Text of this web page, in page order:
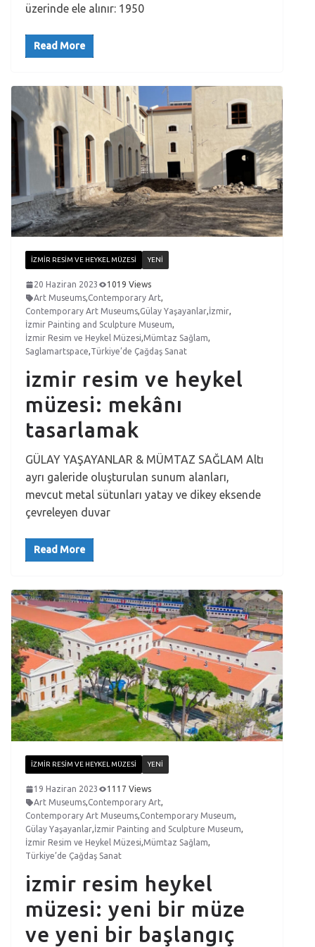
üzerinde ele alınır: 1950
Read More
İZMIR RESIM VE HEYKEL MÜZESI YENI
20 Haziran 2023
1019 Views
Art Museums,Contemporary Art,
Contemporary Art Museums,Gülay Yaşayanlar,İzmir,
İzmir Painting and Sculpture Museum,
İzmir Resim ve Heykel Müzesi,Mümtaz Sağlam,
Saglamartspace,Türkiye’de Çağdaş Sanat
izmir resim ve heykel
müzesi: mekânı
tasarlamak
GÜLAY YAŞAYANLAR & MÜMTAZ SAĞLAM Altı
ayrı galeride oluşturulan sunum alanları,
mevcut metal sütunları yatay ve dikey eksende
çevreleyen duvar
Read More
İZMIR RESIM VE HEYKEL MÜZESI YENI
19 Haziran 2023
1117 Views
Art Museums,Contemporary Art,
Contemporary Art Museums,Contemporary Museum,
Gülay Yaşayanlar,İzmir Painting and Sculpture Museum,
İzmir Resim ve Heykel Müzesi,Mümtaz Sağlam,
Türkiye’de Çağdaş Sanat
izmir resim heykel
müzesi: yeni bir müze
ve yeni bir başlangıç